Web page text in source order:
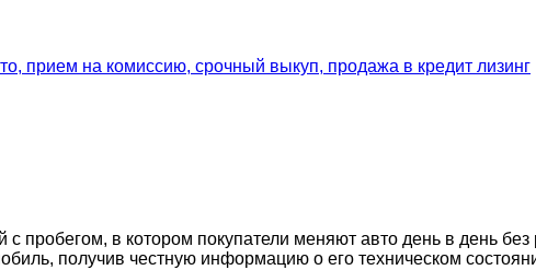
пробегом, в котором покупатели меняют авто день в день
получив честную информацию о его техническом